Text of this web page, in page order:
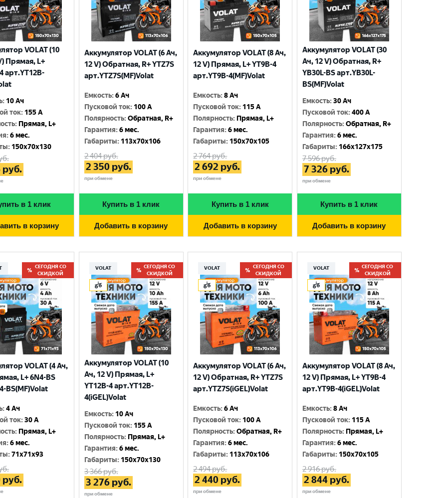
VOLAT (10
Прямая, L+
арт.YT12B-
: 10 Ач
ток: 155 A
: Прямая, L+
:6 мес.
: 150x70x130
руб.
в 1 клик
в корзину
Аккумулятор VOLAT (6 Ач,
12 V) Обратная, R+ YTZ7S
арт.YTZ7S(MF)Volat
Емкость:6 Ач
Пусковой ток: 100 A
Полярность:Обратная, R+
Гарантия:6 мес.
Габариты: 113x70x106
2 404руб.
2 350 руб.
при обмене
Купить в 1 клик
Добавить в корзину
Аккумулятор VOLAT (8 Ач,
12 V) Прямая, L+ YT9B-4
арт.YT9B-4(MF)Volat
Емкость:8 Ач
Пусковой ток: 115 A
Полярность: Прямая, L+
Гарантия:6 мес.
Габариты: 150x70x105
2 764руб.
2 692 руб.
при обмене
Купить в 1 клик
Добавить в корзину
Аккумулятор VOLAT (30
Ач, 12 V) Обратная, R+
YB30L-BS арт.YB30L-
BS(MF)Volat
Емкость:30 Ач
Пусковой ток:400 A
Полярность:Обратная, R+
Гарантия:6 мес.
Габариты: 166x127x175
7 596руб.
7 326руб.
при обмене
Купить в 1 клик
Добавить в корзину
СЕГОДНЯ СО
СКИДКОЙ
VOLAT (4 Ач,
L+ 6N4-BS
BS(MF)Volat
:4 Ач
ток:30 A
: Прямая, L+
:6 мес.
:71x71x93
руб.
VOLAT
СЕГОДНЯ СО
СКИДКОЙ
Аккумулятор VOLAT (10
Ач, 12 V) Прямая, L+
YT12B-4 арт.YT12B-
4(iGEL)Volat
Емкость: 10 Ач
Пусковой ток: 155 A
Полярность: Прямая, L+
Гарантия:6 мес.
Габариты: 150x70x130
3 366руб.
3 276руб.
при обмене
VOLAT
СЕГОДНЯ СО
СКИДКОЙ
Аккумулятор VOLAT (6 Ач,
12 V) Обратная, R+ YTZ7S
арт.YTZ7S(iGEL)Volat
Емкость:6 Ач
Пусковой ток: 100 A
Полярность:Обратная, R+
Гарантия:6 мес.
Габариты: 113x70x106
2 494руб.
2 440 руб.
при обмене
VOLAT
СЕГОДНЯ СО
СКИДКОЙ
Аккумулятор VOLAT (8 Ач,
12 V) Прямая, L+ YT9B-4
арт.YT9B-4(iGEL)Volat
Емкость:8 Ач
Пусковой ток: 115 A
Полярность: Прямая, L+
Гарантия:6 мес.
Габариты: 150x70x105
2 916руб.
2 844руб.
при обмене